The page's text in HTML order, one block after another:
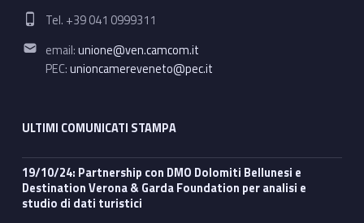
Phone number:
Tel. +39 041 0999311
Email address:
email:unione@ven.camcom.it
PEC:unioncamereveneto@pec.it
ULTIMI COMUNICATI STAMPA
19/10/24: Partnership con DMO Dolomiti Bellunesi e
Destination Verona & Garda Foundation per analisi e
studio di dati turistici